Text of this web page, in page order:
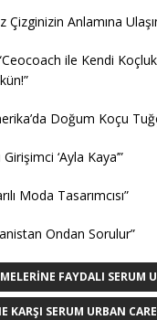
Çizginizin Anlamına
ile Kendi
Doğum Koçu
‘Ayla Kaya’”
Moda Tasarımcısı”
Ondan Sorulur”
FAYDALI SERUM
KARŞI SERUM URBAN CARE